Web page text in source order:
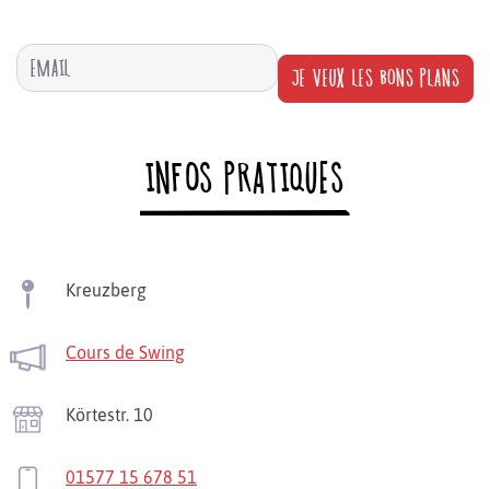
JE VEUX LES BONS PLANS
INFOS PRATIQUES
Kreuzberg
Cours de Swing
Körtestr. 10
01577 15 678 51